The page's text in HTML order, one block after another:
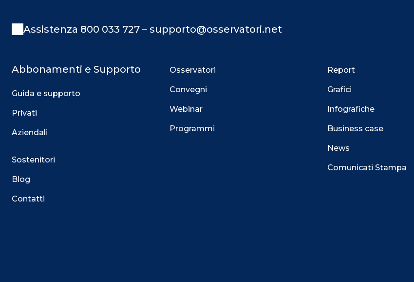
Assistenza 800 033 727 – supporto@osservatori.net
Abbonamenti e Supporto
Guida e supporto
Privati
Aziendali
Sostenitori
Blog
Contatti
Osservatori
Convegni
Webinar
Programmi
Report
Grafici
Infografiche
Business case
News
Comunicati Stampa